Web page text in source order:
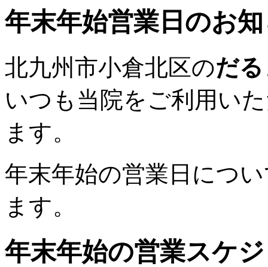
年末年始営業日のお
北九州市小倉北区のだ
いつも当院をご利用い
ます。
年末年始の営業日につ
ます。
年末年始の営業スケ